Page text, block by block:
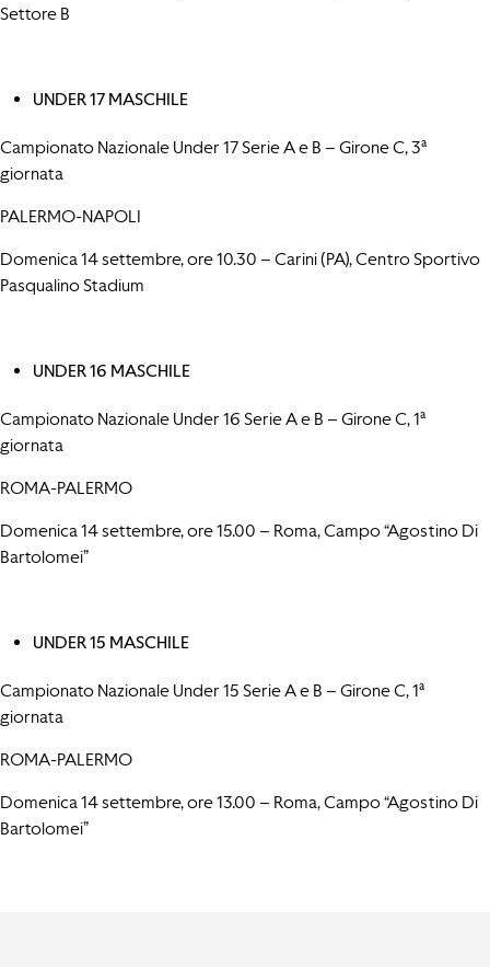
Settore B
UNDER 17 MASCHILE
Campionato Nazionale Under 17 Serie A e B – Girone C, 3ª
giornata
PALERMO-NAPOLI
Domenica 14 settembre, ore 10.30 – Carini (PA), Centro Sportivo
Pasqualino Stadium
UNDER 16 MASCHILE
Campionato Nazionale Under 16 Serie A e B – Girone C, 1ª
giornata
ROMA-PALERMO
Domenica 14 settembre, ore 15.00 – Roma, Campo “Agostino Di
Bartolomei”
UNDER 15 MASCHILE
Campionato Nazionale Under 15 Serie A e B – Girone C, 1ª
giornata
ROMA-PALERMO
Domenica 14 settembre, ore 13.00 – Roma, Campo “Agostino Di
Bartolomei”